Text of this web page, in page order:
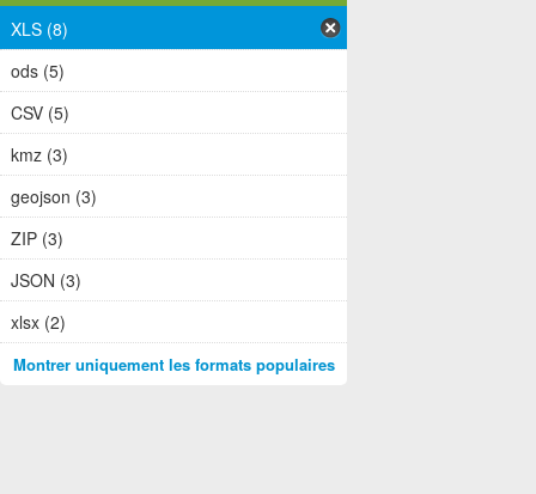
XLS (8)
ods (5)
CSV (5)
kmz (3)
geojson (3)
ZIP (3)
JSON (3)
xlsx (2)
Montrer uniquement les formats populaires